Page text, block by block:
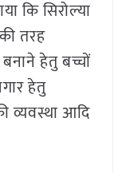
कि सिरोल्या
तरह
हेतु बच्चों
हेतु
व्यवस्था आदि